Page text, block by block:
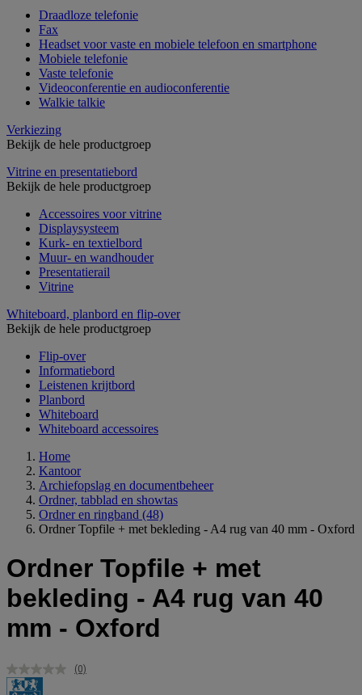
Draadloze telefonie
Fax
Headset voor vaste en mobiele telefoon en smartphone
Mobiele telefonie
Vaste telefonie
Videoconferentie en audioconferentie
Walkie talkie
Verkiezing
Bekijk de hele productgroep
Vitrine en presentatiebord
Bekijk de hele productgroep
Accessoires voor vitrine
Displaysysteem
Kurk- en textielbord
Muur- en wandhouder
Presentatierail
Vitrine
Whiteboard, planbord en flip-over
Bekijk de hele productgroep
Flip-over
Informatiebord
Leistenen krijtbord
Planbord
Whiteboard
Whiteboard accessoires
Home
Kantoor
Archiefopslag en documentbeheer
Ordner, tabblad en showtas
Ordner en ringband (48)
Ordner Topfile + met bekleding - A4 rug van 40 mm - Oxford
Ordner Topfile + met
bekleding - A4 rug van 40
mm - Oxford
Geen
(0)